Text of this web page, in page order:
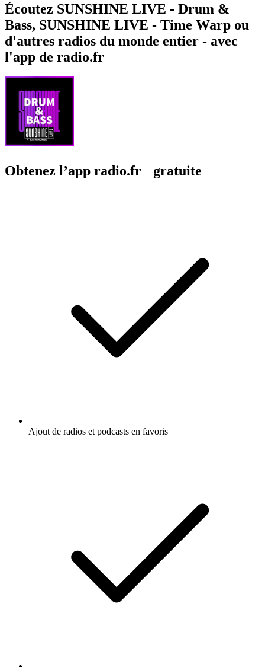
Écoutez SUNSHINE LIVE - Drum &
Bass, SUNSHINE LIVE - Time Warp ou
d'autres radios du monde entier - avec
l'app de radio.fr
Obtenez l’app radio.fr gratuite
Ajout de radios et podcasts en favoris